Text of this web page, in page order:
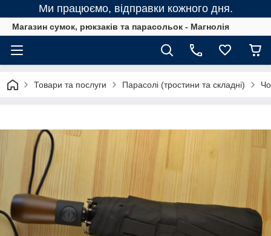
Ми працюємо, відправки кожного дня.
Магазин сумок, рюкзаків та парасольок - Магнолія
Товари та послуги Парасолі (тростини та складні)